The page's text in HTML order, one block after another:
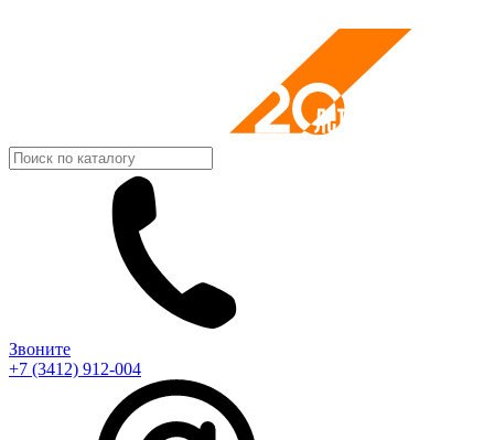
Звоните
+7 (3412) 912-004